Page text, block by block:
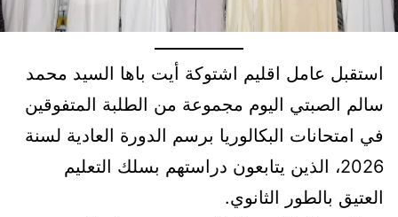
استقبل عامل اقليم اشتوكة أيت باها السيد محمد
سالم الصبتي اليوم مجموعة من الطلبة المتفوقين
في امتحانات البكالوريا برسم الدورة العادية لسنة
2026، الذين يتابعون دراستهم بسلك التعليم
العتيق بالطور الثانوي.